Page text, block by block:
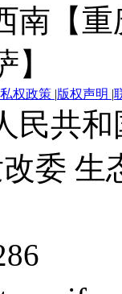
南【
权政策 |版权声明 |
民共
委 生